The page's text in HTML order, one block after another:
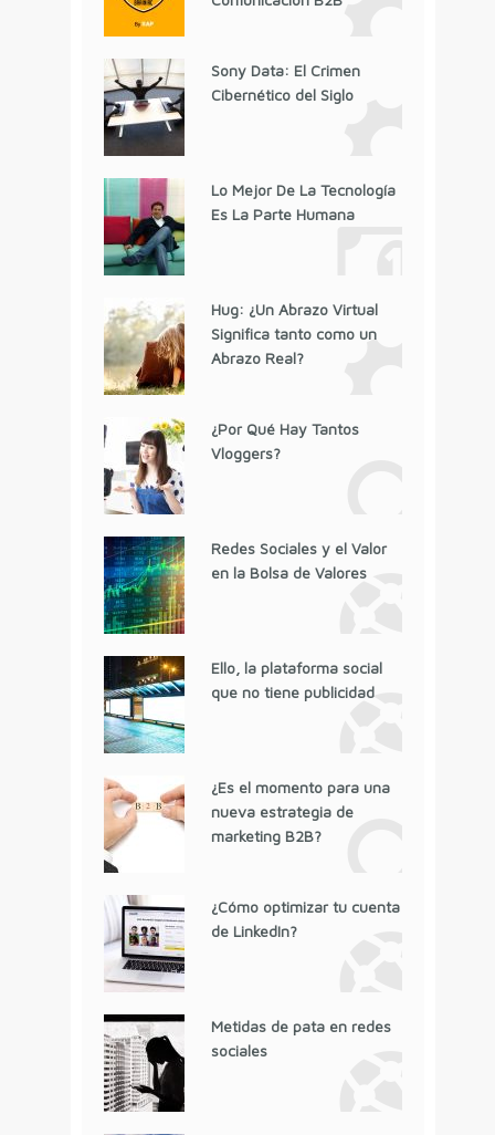
Sony Data: El Crimen
Cibernético del Siglo
Lo Mejor De La Tecnología
Es La Parte Humana
Hug: ¿Un Abrazo Virtual
Significa tanto como un
Abrazo Real?
¿Por Qué Hay Tantos
Vloggers?
Redes Sociales y el Valor
en la Bolsa de Valores
Ello, la plataforma social
que no tiene publicidad
¿Es el momento para una
nueva estrategia de
marketing B2B?
¿Cómo optimizar tu cuenta
de LinkedIn?
Metidas de pata en redes
sociales